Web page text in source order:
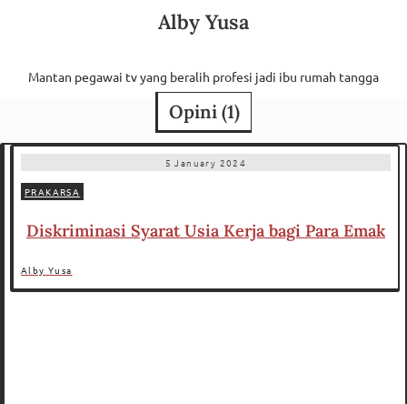
Alby Yusa
Mantan pegawai tv yang beralih profesi jadi ibu rumah tangga
Opini (1)
5 January 2024
PRAKARSA
Diskriminasi Syarat Usia Kerja bagi Para Emak
Alby Yusa